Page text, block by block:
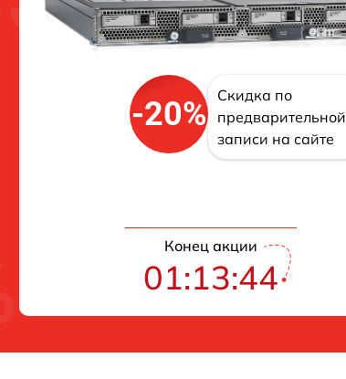
-20%
Скидка по
предварительной
записи на сайте
Конец акции
01:13:43